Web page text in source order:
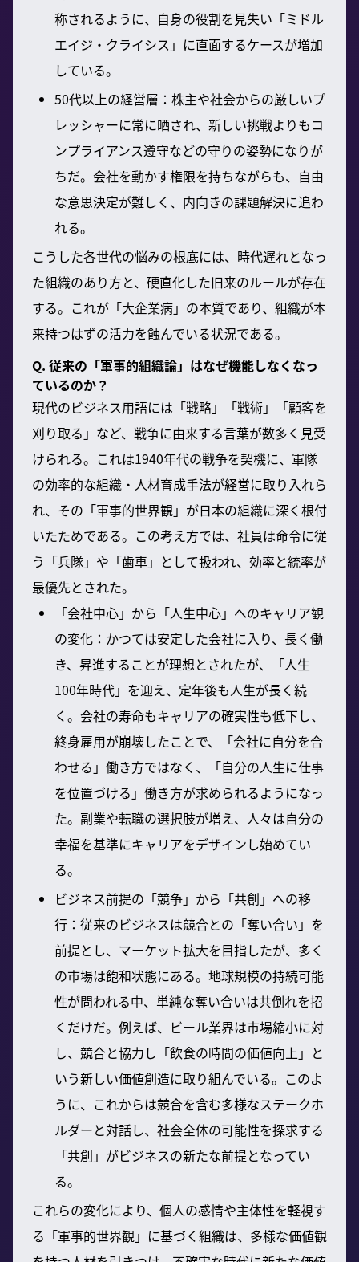
称されるように、自身の役割を見失い「ミドル
エイジ・クライシス」に直面するケースが増加
している。
50代以上の経営層：株主や社会からの厳しいプ
レッシャーに常に晒され、新しい挑戦よりもコ
ンプライアンス遵守などの守りの姿勢になりが
ちだ。会社を動かす権限を持ちながらも、自由
な意思決定が難しく、内向きの課題解決に追わ
れる。
こうした各世代の悩みの根底には、時代遅れとなっ
た組織のあり方と、硬直化した旧来のルールが存在
する。これが「大企業病」の本質であり、組織が本
来持つはずの活力を蝕んでいる状況である。
Q. 従来の「軍事的組織論」はなぜ機能しなくなっ
ているのか？
現代のビジネス用語には「戦略」「戦術」「顧客を
刈り取る」など、戦争に由来する言葉が数多く見受
けられる。これは1940年代の戦争を契機に、軍隊
の効率的な組織・人材育成手法が経営に取り入れら
れ、その「軍事的世界観」が日本の組織に深く根付
いたためである。この考え方では、社員は命令に従
う「兵隊」や「歯車」として扱われ、効率と統率が
最優先とされた。
「会社中心」から「人生中心」へのキャリア観
の変化：かつては安定した会社に入り、長く働
き、昇進することが理想とされたが、「人生
100年時代」を迎え、定年後も人生が長く続
く。会社の寿命もキャリアの確実性も低下し、
終身雇用が崩壊したことで、「会社に自分を合
わせる」働き方ではなく、「自分の人生に仕事
を位置づける」働き方が求められるようになっ
た。副業や転職の選択肢が増え、人々は自分の
幸福を基準にキャリアをデザインし始めてい
る。
ビジネス前提の「競争」から「共創」への移
行：従来のビジネスは競合との「奪い合い」を
前提とし、マーケット拡大を目指したが、多く
の市場は飽和状態にある。地球規模の持続可能
性が問われる中、単純な奪い合いは共倒れを招
くだけだ。例えば、ビール業界は市場縮小に対
し、競合と協力し「飲食の時間の価値向上」と
いう新しい価値創造に取り組んでいる。このよ
うに、これからは競合を含む多様なステークホ
ルダーと対話し、社会全体の可能性を探求する
「共創」がビジネスの新たな前提となってい
る。
これらの変化により、個人の感情や主体性を軽視す
る「軍事的世界観」に基づく組織は、多様な価値観